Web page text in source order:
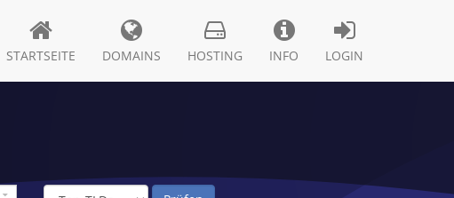
STARTSEITE DOMAINS HOSTING INFO LOGIN